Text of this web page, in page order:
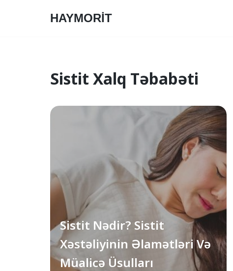
HAYMORİT
Sistit Xalq Təbabəti
Sistit Nədir? Sistit
Xəstəliyinin Əlamətləri Və
Müalicə Üsulları